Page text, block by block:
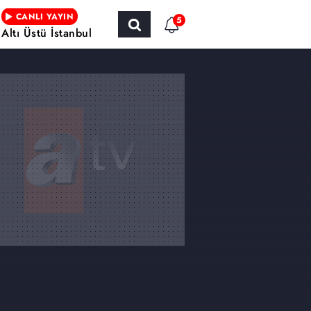
CANLI YAYIN
Altı Üstü İstanbul
5